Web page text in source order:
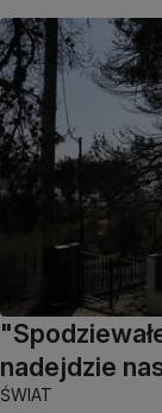
nadejdzie
ŚWIAT